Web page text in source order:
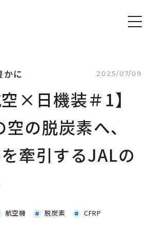
かに 2025/07/09
空×日機装＃1】
の脱炭素へ、
牽引するJALの
航空機 脱炭素
CFRP